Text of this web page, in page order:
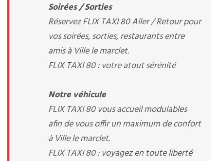
Soirées / Sorties
Réservez FLIX TAXI 80 Aller / Retour pour
vos soirées, sorties, restaurants entre
amis à Ville le marclet.
FLIX TAXI 80 : votre atout sérénité
Notre véhicule
FLIX TAXI 80 vous accueil modulables
afin de vous offir un maximum de confort
à Ville le marclet.
FLIX TAXI 80 : voyagez en toute liberté